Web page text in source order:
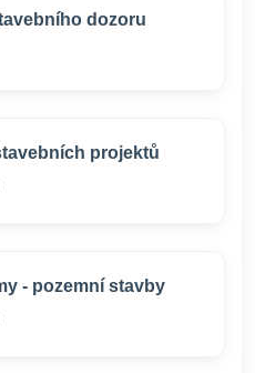
dozoru
projektů
- pozemní stavby